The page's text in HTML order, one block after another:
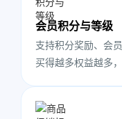
会员积分与等级
支持积分奖励、会
买得越多权益越多